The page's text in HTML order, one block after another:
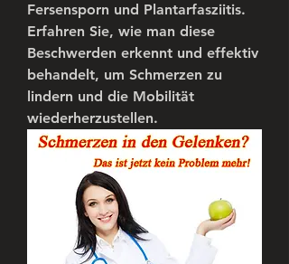
Fersensporn und Plantarfasziitis.
Erfahren Sie, wie man diese
Beschwerden erkennt und effektiv
behandelt, um Schmerzen zu
lindern und die Mobilität
wiederherzustellen.